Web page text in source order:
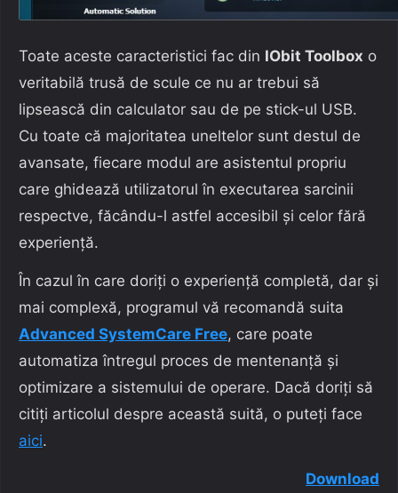
Toate aceste caracteristici fac din IObit Toolbox o
veritabilă trusă de scule ce nu ar trebui să
lipsească din calculator sau de pe stick-ul USB.
Cu toate că majoritatea uneltelor sunt destul de
avansate, fiecare modul are asistentul propriu
care ghidează utilizatorul în executarea sarcinii
respectve, făcându-l astfel accesibil și celor fără
experiență.
În cazul în care doriți o experiență completă, dar și
mai complexă, programul vă recomandă suita
Advanced SystemCare Free, care poate
automatiza întregul proces de mentenanță și
optimizare a sistemului de operare. Dacă doriți să
citiți articolul despre această suită, o puteți face
aici.
Download